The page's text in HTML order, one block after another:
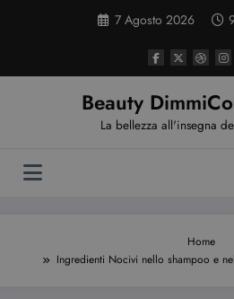
7 Agosto 2026
Beauty
La bellezza all'insegna
Home
Ingredienti Nocivi nello shampoo e